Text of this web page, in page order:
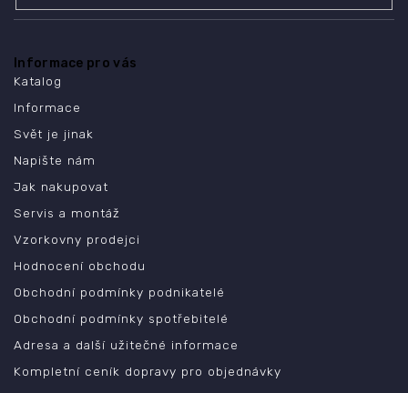
Informace pro vás
Katalog
Informace
Svět je jinak
Napište nám
Jak nakupovat
Servis a montáž
Vzorkovny prodejci
Hodnocení obchodu
Obchodní podmínky podnikatelé
Obchodní podmínky spotřebitelé
Adresa a další užitečné informace
Kompletní ceník dopravy pro objednávky